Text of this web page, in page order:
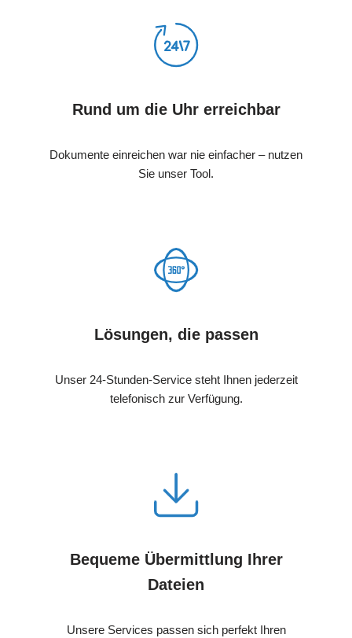
Rund um die Uhr erreichbar
Dokumente einreichen war nie einfacher – nutzen
Sie unser Tool.
Lösungen, die passen
Unser 24-Stunden-Service steht Ihnen jederzeit
telefonisch zur Verfügung.
Bequeme Übermittlung Ihrer
Dateien
Unsere Services passen sich perfekt Ihren